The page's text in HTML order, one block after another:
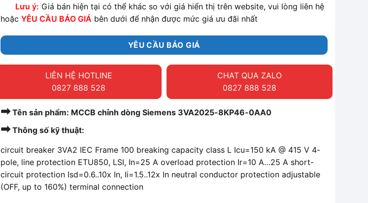
Lưu ý: Giá bán hiện tại có thể khác so với giá hiển thị trên website, vui lòng liên hệ
hoặcYÊU CẦU BÁO GIÁ bên dưới để nhận được mức giá ưu đãi nhất
YÊU CẦU BÁO GIÁ
LIÊN HỆ HOTLINE
0827 888 528
CHAT QUA ZALO
0827 888 528
➡Tên sản phẩm: MCCB chỉnh dòng Siemens 3VA2025-8KP46-0AA0
➡Thông số kỹ thuật:
circuit breaker 3VA2 IEC Frame 100 breaking capacity class L Icu=150 kA @ 415 V 4-
pole, line protection ETU850, LSI, In=25 A overload protection Ir=10 A…25 A short-
circuit protection Isd=0.6..10x In, Ii=1.5..12x In neutral conductor protection adjustable
(OFF, up to 160%) terminal connection